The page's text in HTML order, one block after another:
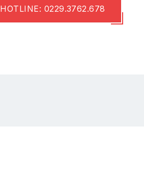
HOTLINE: 0229.3762.678